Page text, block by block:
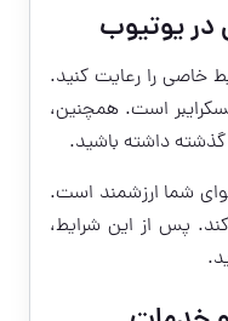
در یوتیوب
خاصی را رعایت کنید.
داشتن حداقل ۱۰۰۰ سابسکرایبر است. همچنین،
شما ارزشمند است.
پس از این شرایط،